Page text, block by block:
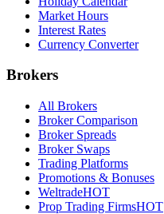
Market Hours
Interest Rates
Currency Converter
Brokers
All Brokers
Broker Comparison
Broker Spreads
Broker Swaps
Trading Platforms
Promotions & Bonuses
WeltradeHOT
Prop Trading FirmsHOT